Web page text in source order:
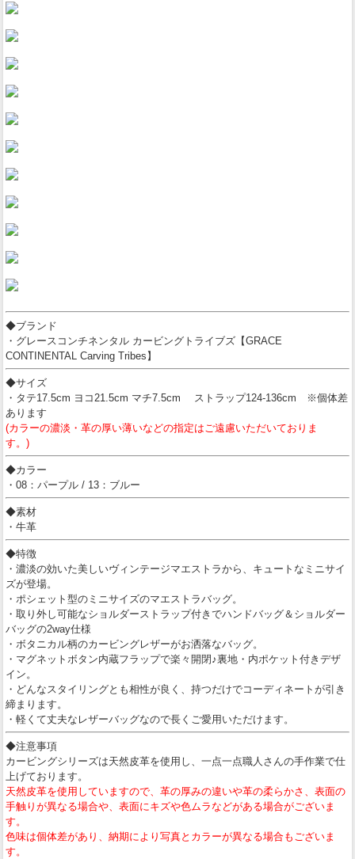
◆ブランド
・グレースコンチネンタル カービングトライブズ【GRACE
CONTINENTAL Carving Tribes】
◆サイズ
・タテ17.5cm ヨコ21.5cm マチ7.5cm ストラップ124-136cm ※個体差
あります
(カラーの濃淡・革の厚い薄いなどの指定はご遠慮いただいておりま
す。)
◆カラー
・08：パープル / 13：ブルー
◆素材
・牛革
◆特徴
・濃淡の効いた美しいヴィンテージマエストラから、キュートなミニサイ
ズが登場。
・ポシェット型のミニサイズのマエストラバッグ。
・取り外し可能なショルダーストラップ付きでハンドバッグ＆ショルダー
バッグの2way仕様
・ボタニカル柄のカービングレザーがお洒落なバッグ。
・マグネットボタン内蔵フラップで楽々開閉♪裏地・内ポケット付きデザ
イン。
・どんなスタイリングとも相性が良く、持つだけでコーディネートが引き
締まります。
・軽くて丈夫なレザーバッグなので長くご愛用いただけます。
◆注意事項
カービングシリーズは天然皮革を使用し、一点一点職人さんの手作業で仕
上げております。
天然皮革を使用していますので、革の厚みの違いや革の柔らかさ、表面の
手触りが異なる場合や、表面にキズや色ムラなどがある場合がございま
す。
色味は個体差があり、納期により写真とカラーが異なる場合もございま
す。